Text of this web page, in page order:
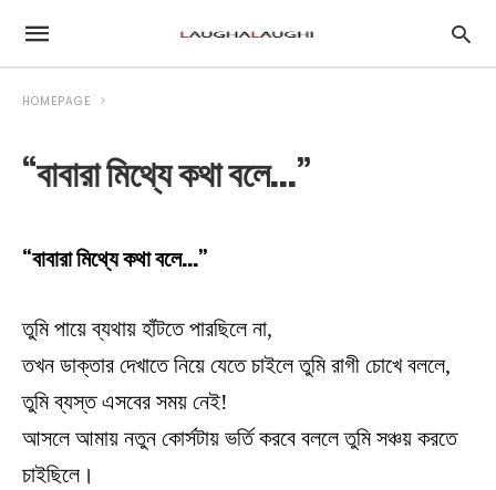
HOMEPAGE
“বাবারা মিথ্যে কথা বলে…”
“বাবারা মিথ্যে কথা বলে…”
তুমি পায়ে ব্যথায় হাঁটতে পারছিলে না,
তখন ডাক্তার দেখাতে নিয়ে যেতে চাইলে তুমি রাগী চোখে বললে,
তুমি ব্যস্ত এসবের সময় নেই!
আসলে আমায় নতুন কোর্সটায় ভর্তি করবে বললে তুমি সঞ্চয় করতে
চাইছিলে।